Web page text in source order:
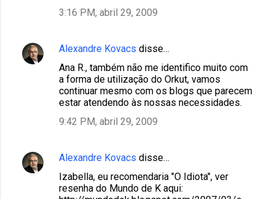
3:16 PM, abril 29, 2009
Alexandre Kovacs disse…
Ana R., também não me identifico muito com
a forma de utilização do Orkut, vamos
continuar mesmo com os blogs que parecem
estar atendendo às nossas necessidades.
9:42 PM, abril 29, 2009
Alexandre Kovacs disse…
Izabella, eu recomendaria "O Idiota", ver
resenha do Mundo de K aqui: